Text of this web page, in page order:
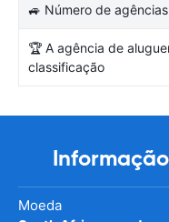
🚙 Número de
🏆 A agência de
classificação
Moeda